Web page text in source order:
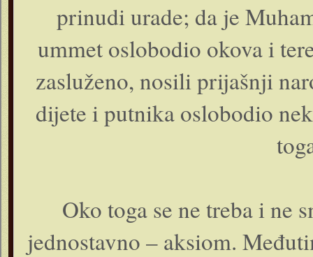
prinudi urade; da je
ummet oslobodio okova i
zasluženo, nosili prijašnji
dijete i putnika oslobodio
Oko toga se ne treba i ne
jednostavno – aksiom.